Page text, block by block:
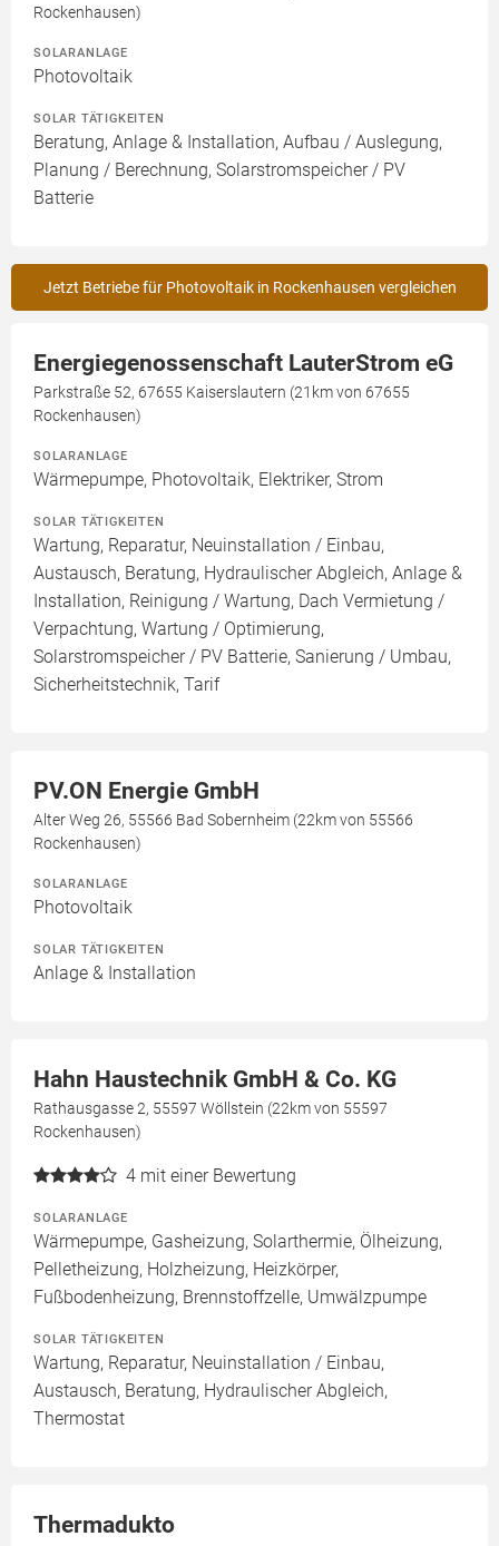
Rockenhausen)
SOLARANLAGE
Photovoltaik
SOLAR TÄTIGKEITEN
Beratung, Anlage & Installation, Aufbau / Auslegung,
Planung / Berechnung, Solarstromspeicher / PV
Batterie
Jetzt Betriebe für Photovoltaik in Rockenhausen vergleichen
Energiegenossenschaft LauterStrom eG
Parkstraße 52, 67655 Kaiserslautern (21km von 67655
Rockenhausen)
SOLARANLAGE
Wärmepumpe, Photovoltaik, Elektriker, Strom
SOLAR TÄTIGKEITEN
Wartung, Reparatur, Neuinstallation / Einbau,
Austausch, Beratung, Hydraulischer Abgleich, Anlage &
Installation, Reinigung / Wartung, Dach Vermietung /
Verpachtung, Wartung / Optimierung,
Solarstromspeicher / PV Batterie, Sanierung / Umbau,
Sicherheitstechnik, Tarif
PV.ON Energie GmbH
Alter Weg 26, 55566 Bad Sobernheim (22km von 55566
Rockenhausen)
SOLARANLAGE
Photovoltaik
SOLAR TÄTIGKEITEN
Anlage & Installation
Hahn Haustechnik GmbH & Co. KG
Rathausgasse 2, 55597 Wöllstein (22km von 55597
Rockenhausen)
4 mit einer Bewertung
SOLARANLAGE
Wärmepumpe, Gasheizung, Solarthermie, Ölheizung,
Pelletheizung, Holzheizung, Heizkörper,
Fußbodenheizung, Brennstoffzelle, Umwälzpumpe
SOLAR TÄTIGKEITEN
Wartung, Reparatur, Neuinstallation / Einbau,
Austausch, Beratung, Hydraulischer Abgleich,
Thermostat
Thermadukto